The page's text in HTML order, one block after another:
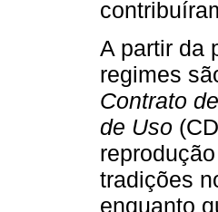
A partir da
regimes
Contrato
de Uso
tradições
enquanto